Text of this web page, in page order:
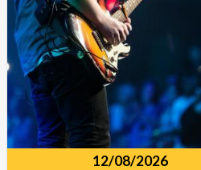
12/08/2026